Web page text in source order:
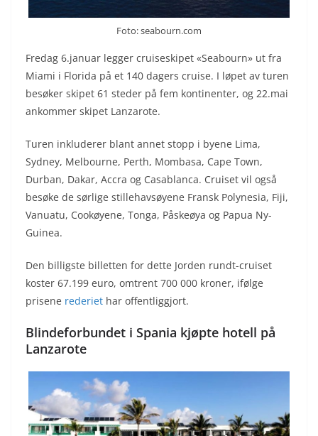
Foto: seabourn.com
Fredag 6.januar legger cruiseskipet «Seabourn» ut fra
Miami i Florida på et 140 dagers cruise. I løpet av turen
besøker skipet 61 steder på fem kontinenter, og 22.mai
ankommer skipet Lanzarote.
Turen inkluderer blant annet stopp i byene Lima,
Sydney, Melbourne, Perth, Mombasa, Cape Town,
Durban, Dakar, Accra og Casablanca. Cruiset vil også
besøke de sørlige stillehavsøyene Fransk Polynesia, Fiji,
Vanuatu, Cookøyene, Tonga, Påskeøya og Papua Ny-
Guinea.
Den billigste billetten for dette Jorden rundt-cruiset
koster 67.199 euro, omtrent 700 000 kroner, ifølge
prisene rederiet har offentliggjort.
Blindeforbundet i Spania kjøpte hotell på
Lanzarote